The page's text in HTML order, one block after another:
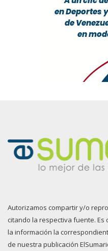
Autorizamos compartir y/o
citando la respectiva fuente. Es
la información la
de nuestra publicación